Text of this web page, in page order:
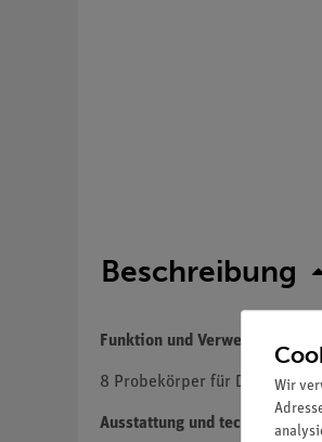
Beschreibung
Funktion und Verwendung
8 Probekörper für
Ausstattung und technische
Wir